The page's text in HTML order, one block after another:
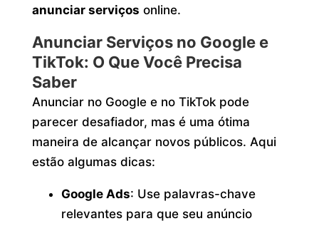
anunciar serviços online.
Anunciar Serviços no Google e
TikTok: O Que Você Precisa
Saber
Anunciar no Google e no TikTok pode
parecer desafiador, mas é uma ótima
maneira de alcançar novos públicos. Aqui
estão algumas dicas:
Google Ads: Use palavras-chave
relevantes para que seu anúncio